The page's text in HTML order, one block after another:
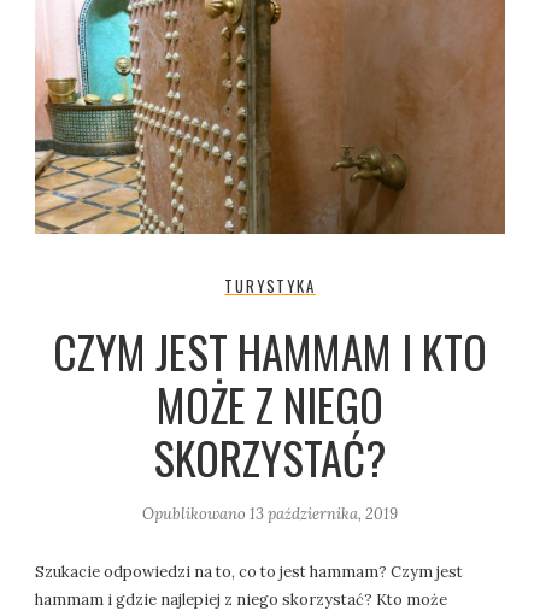
TURYSTYKA
CZYM JEST HAMMAM I KTO
MOŻE Z NIEGO
SKORZYSTAĆ?
Opublikowano 13 października, 2019
Szukacie odpowiedzi na to, co to jest hammam? Czym jest
hammam i gdzie najlepiej z niego skorzystać? Kto może